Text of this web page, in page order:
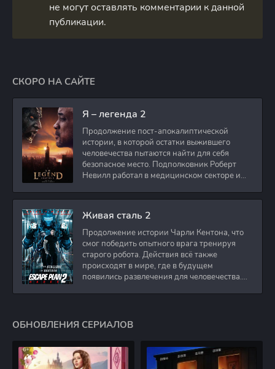
не могут оставлять комментарии к данной
публикации.
СКОРО НА САЙТЕ
Я – легенда 2
Продолжение пост-апокалиптической
истории, в которой остатки выжившего
человечества пытаются найти для себя
безопасное место. Подполковник Роберт
Невилл работал в медицинском секторе и
Живая сталь 2
Продолжение истории Чарли Кентона, что
смог победить опытного врага тренируя
старого робота. Действия всё также
происходят в мире, где в будущем
появились развлечения для человечества.
ОБНОВЛЕНИЯ СЕРИАЛОВ